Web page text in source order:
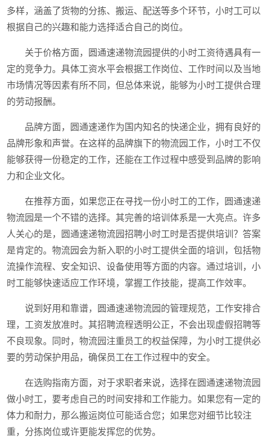
多样，涵盖了货物的分拣、搬运、配送等多个环节，小时工可以
根据自己的兴趣和能力选择适合自己的岗位。
关于价格方面，圆通速递物流园提供的小时工资待遇具有一
定的竞争力。具体工资水平会根据工作岗位、工作时间以及当地
市场情况等因素有所不同，但总体来说，能够为小时工提供合理
的劳动报酬。
品牌方面，圆通速递作为国内知名的快递企业，拥有良好的
品牌形象和声誉。在这样的品牌旗下的物流园工作，小时工不仅
能够获得一份稳定的工作，还能在工作过程中感受到品牌的影响
力和企业文化。
在推荐方面，如果您正在寻找一份小时工的工作，圆通速递
物流园是一个不错的选择。其完善的培训体系是一大亮点。许多
人关心的是，圆通速递物流园招聘小时工时是否提供培训？答案
是肯定的。物流园会为新入职的小时工提供全面的培训，包括物
流操作流程、安全知识、设备使用等方面的内容。通过培训，小
时工能够快速适应工作环境，掌握工作技能，提高工作效率。
说到好用和靠谱，圆通速递物流园的管理规范，工作安排合
理，工资发放准时。其招聘流程透明公正，不会出现虚假招聘等
不良现象。同时，物流园注重员工的权益保障，为小时工提供必
要的劳动保护用品，确保员工在工作过程中的安全。
在选购指南方面，对于求职者来说，选择在圆通速递物流园
做小时工，要考虑自己的时间安排和工作能力。如果您有一定的
体力和耐力，那么搬运岗位可能适合您；如果您对细节比较注
重，分拣岗位或许更能发挥您的优势。